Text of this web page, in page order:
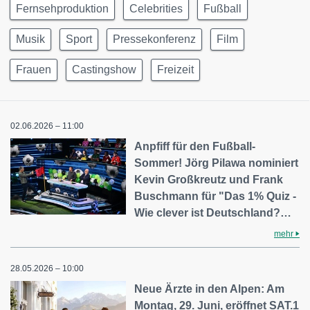
Fernsehproduktion Celebrities Fußball
Musik Sport Pressekonferenz Film
Frauen Castingshow Freizeit
02.06.2026 – 11:00
Anpfiff für den Fußball-
Sommer! Jörg Pilawa nominiert
Kevin Großkreutz und Frank
Buschmann für "Das 1% Quiz -
Wie clever ist Deutschland?…
mehr
28.05.2026 – 10:00
Neue Ärzte in den Alpen: Am
Montag, 29. Juni, eröffnet SAT.1